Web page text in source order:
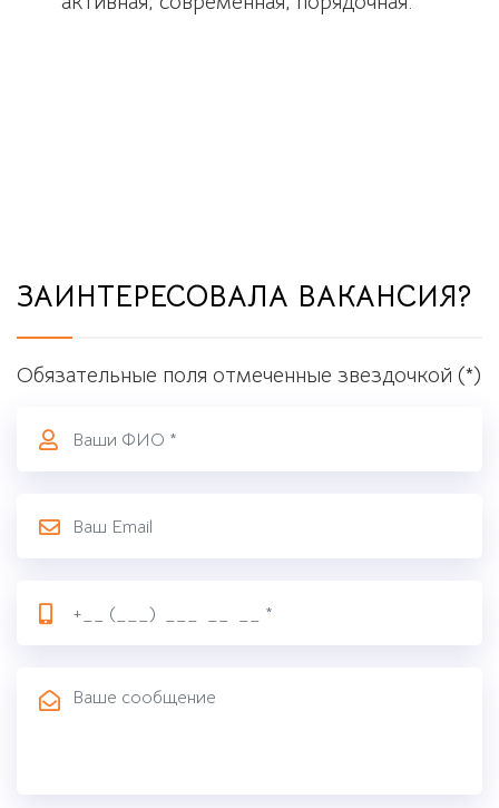
ЗАИНТЕРЕСОВАЛА ВАКАНСИЯ?
Обязательные поля отмеченные звездочкой (*)